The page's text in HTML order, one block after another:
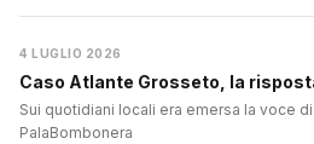
4 LUGLIO 2026
Caso Atlante Grosseto, la
Sui quotidiani locali era emersa la voce
PalaBombonera